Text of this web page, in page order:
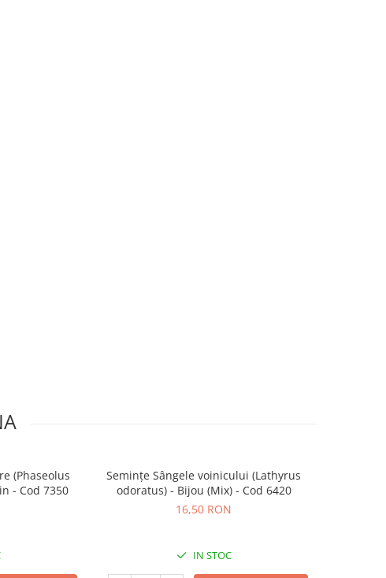
(Phaseolus
- Cod 7350
Semințe Sângele voinicului (Lathyrus
odoratus) - Bijou (Mix) - Cod 6420
16,50 RON
IN STOC